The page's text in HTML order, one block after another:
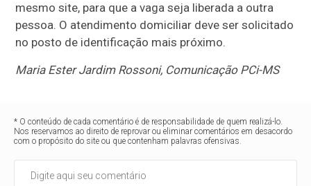
mesmo site, para que a vaga seja liberada a outra
pessoa. O atendimento domiciliar deve ser solicitado
no posto de identificação mais próximo.
Maria Ester Jardim Rossoni, Comunicação PCi-MS
* O conteúdo de cada comentário é de responsabilidade de quem realizá-lo.
Nos reservamos ao direito de reprovar ou eliminar comentários em desacordo
com o propósito do site ou que contenham palavras ofensivas.